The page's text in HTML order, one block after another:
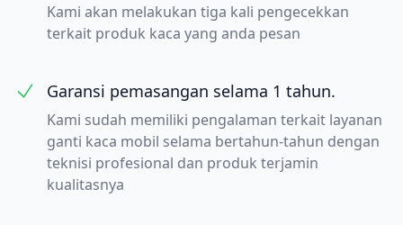
Kami akan melakukan tiga kali pengecekkan
terkait produk kaca yang anda pesan
Garansi pemasangan selama 1 tahun.
Kami sudah memiliki pengalaman terkait layanan
ganti kaca mobil selama bertahun-tahun dengan
teknisi profesional dan produk terjamin
kualitasnya